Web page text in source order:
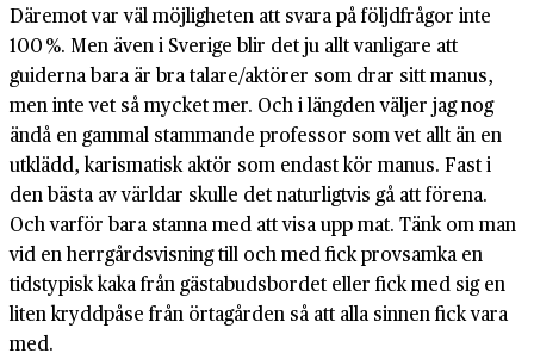
Däremot var väl möjligheten att svara på följdfrågor inte
100 %. Men även i Sverige blir det ju allt vanligare att
guiderna bara är bra talare/aktörer som drar sitt manus,
men inte vet så mycket mer. Och i längden väljer jag nog
ändå en gammal stammande professor som vet allt än en
utklädd, karismatisk aktör som endast kör manus. Fast i
den bästa av världar skulle det naturligtvis gå att förena.
Och varför bara stanna med att visa upp mat. Tänk om man
vid en herrgårdsvisning till och med fick provsamka en
tidstypisk kaka från gästabudsbordet eller fick med sig en
liten kryddpåse från örtagården så att alla sinnen fick vara
med.